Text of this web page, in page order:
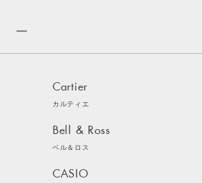
Cartier
カルティエ
Bell & Ross
ベル＆ロス
CASIO